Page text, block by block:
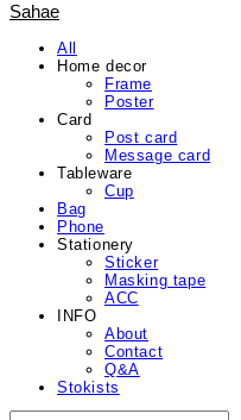
Sahae
All
Home decor
Frame
Poster
Card
Post card
Message card
Tableware
Cup
Bag
Phone
Stationery
Sticker
Masking tape
ACC
INFO
About
Contact
Q&A
Stokists